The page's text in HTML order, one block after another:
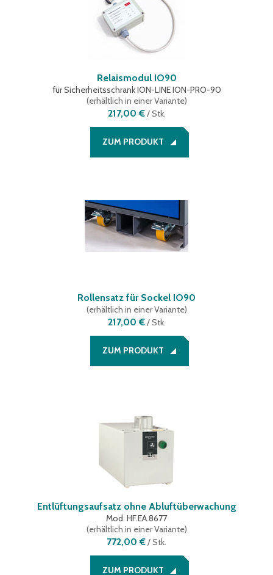
Relaismodul IO90
für Sicherheitsschrank ION-LINE ION-PRO-90
(erhältlich in einer Variante)
217,00 €/Stk.
ZUM PRODUKT
Rollensatz für Sockel IO90
(erhältlich in einer Variante)
217,00 €/Stk.
ZUM PRODUKT
Entlüftungsaufsatz ohne Abluftüberwachung
Mod. HF.EA.8677
(erhältlich in einer Variante)
772,00 €/Stk.
ZUM PRODUKT